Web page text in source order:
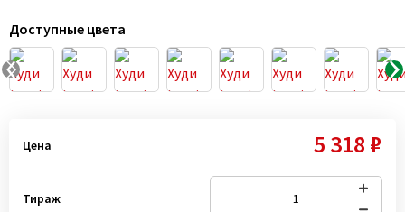
Доступные цвета
Цена 5 318 ₽
Тираж